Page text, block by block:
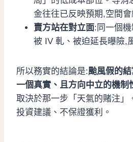
金往往已反映預期,空間會
賣方站在對立面:同一個
被 IV 軋、被迫延長曝險,
所以務實的結論是:颱風假的
一個真實、且方向中立的機制
取決於那一步「天氣的賭注」
投資建議、不保證獲利。